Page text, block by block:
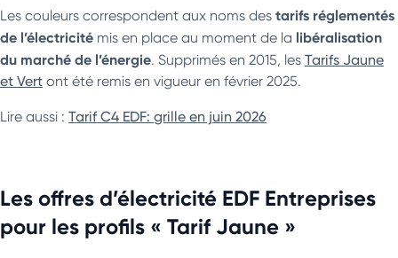
Les couleurs correspondent aux noms des tarifs réglementés
de l’électricité mis en place au moment de la libéralisation
du marché de l’énergie. Supprimés en 2015, les Tarifs Jaune
et Vert ont été remis en vigueur en février 2025.
Lire aussi : Tarif C4 EDF: grille en juin 2026
Les offres d’électricité EDF Entreprises
pour les profils « Tarif Jaune »